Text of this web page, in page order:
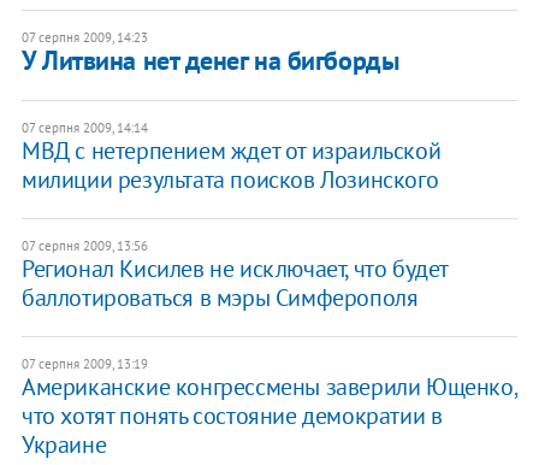
07 серпня 2009, 14:23
У Литвина нет денег на бигборды
07 серпня 2009, 14:14
МВД с нетерпением ждет от израильской
милиции результата поисков Лозинского
07 серпня 2009, 13:56
Регионал Кисилев не исключает, что будет
баллотироваться в мэры Симферополя
07 серпня 2009, 13:19
Американские конгрессмены заверили Ющенко,
что хотят понять состояние демократии в
Украине